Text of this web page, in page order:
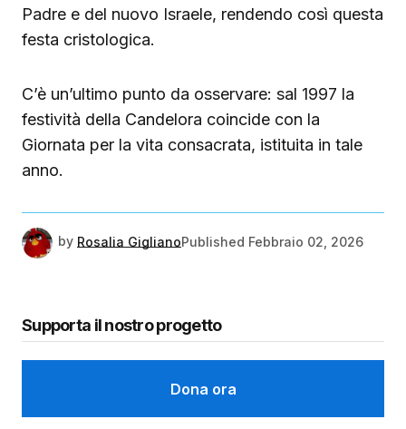
Padre e del nuovo Israele, rendendo così questa
festa cristologica.
C’è un’ultimo punto da osservare: sal 1997 la
festività della Candelora coincide con la
Giornata per la vita consacrata, istituita in tale
anno.
by Rosalia GiglianoPublished Febbraio 02, 2026
Supporta il nostro progetto
Dona ora